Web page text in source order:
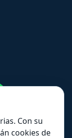
Con su
cookies de